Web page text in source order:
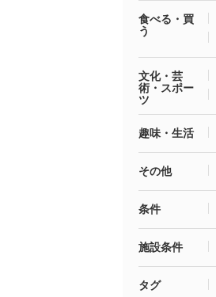
食べる・買
う
文化・芸
術・スポー
ツ
趣味・生活
その他
条件
施設条件
タグ